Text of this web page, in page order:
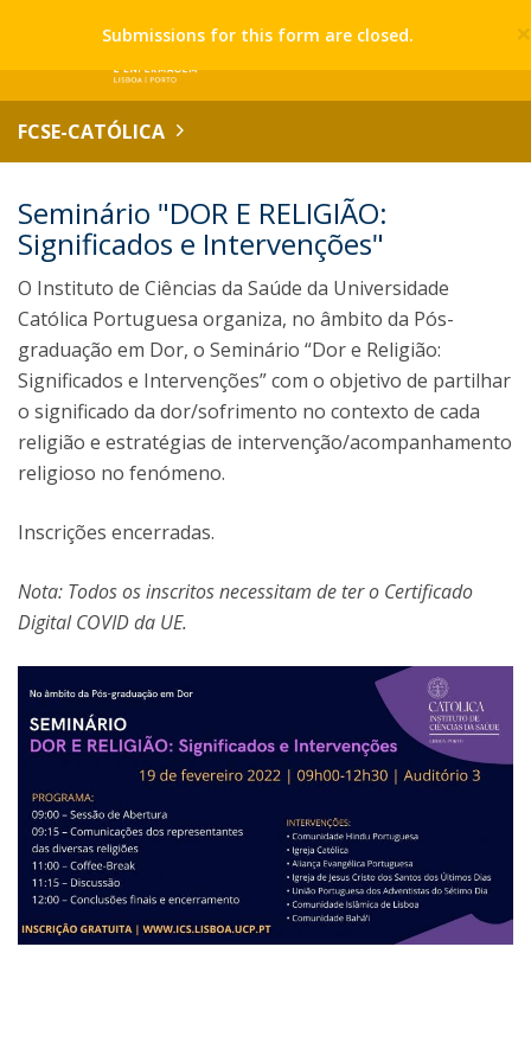
×
Submissions for this form are closed.
FCSE-CATÓLICA
Seminário "DOR E RELIGIÃO:
Significados e Intervenções"
O Instituto de Ciências da Saúde da Universidade
Católica Portuguesa organiza, no âmbito da Pós-
graduação em Dor, o Seminário “Dor e Religião:
Significados e Intervenções” com o objetivo de partilhar
o significado da dor/sofrimento no contexto de cada
religião e estratégias de intervenção/acompanhamento
religioso no fenómeno.
Inscrições encerradas.
Nota: Todos os inscritos necessitam de ter o Certificado
Digital COVID da UE.